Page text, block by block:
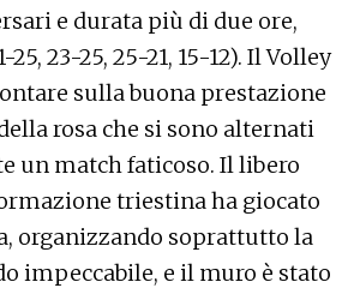
e durata più di due ore,
25, 23-25, 25-21, 15-12). Il Volley
sulla buona prestazione
rosa che si sono alternati
un match faticoso. Il libero
triestina ha giocato
organizzando soprattutto la
impeccabile, e il muro è stato